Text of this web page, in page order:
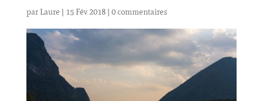
par Laure | 15 Fév 2018| 0 commentaires